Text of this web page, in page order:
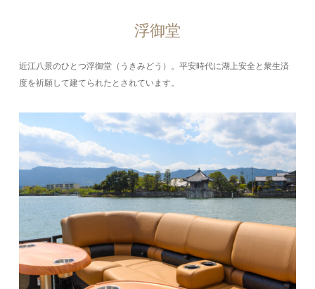
浮御堂
近江八景のひとつ浮御堂（うきみどう）。平安時代に湖上安全と衆生済
度を祈願して建てられたとされています。